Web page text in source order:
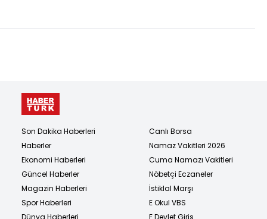
Son Dakika Haberleri
Haberler
Ekonomi Haberleri
Güncel Haberler
Magazin Haberleri
Spor Haberleri
Canlı Borsa
Namaz Vakitleri 2026
Cuma Namazı Vakitleri
Nöbetçi Eczaneler
İstiklal Marşı
E Okul VBS